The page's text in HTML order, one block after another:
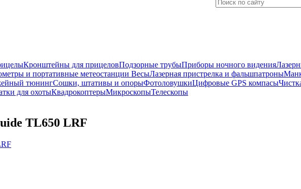
Кронштейны для прицеловПодзорные трубыПриборы ночного видения
и портативные метеостанции ВесыЛазерная пристрелка и фальшпатроны
тюнингСошки, штативы и опорыФотоловушкиЦифровые GPS компасы
для охотыКвадрокоптерыМикроскопыТелескопы
TL650 LRF